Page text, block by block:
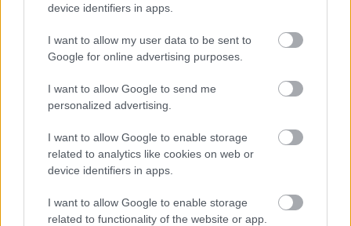
device identifiers in apps.
I want to allow my user data to be sent to
Google for online advertising purposes.
I want to allow Google to send me
personalized advertising.
I want to allow Google to enable storage
related to analytics like cookies on web or
device identifiers in apps.
I want to allow Google to enable storage
related to functionality of the website or app.
Szuperszűk szettek és Julia Fox a
Patou kifutóján